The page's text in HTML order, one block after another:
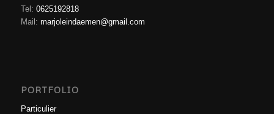
Tel: 0625192818
Mail: marjoleindaemen@gmail.com
PORTFOLIO
Particulier